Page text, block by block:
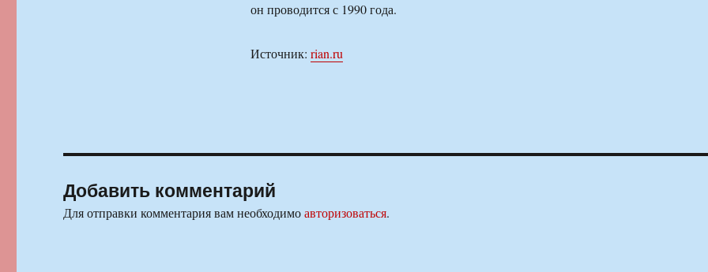
он проводится с 1990 года.
Источник: rian.ru
Добавить комментарий
Для отправки комментария вам необходимоавторизоваться.